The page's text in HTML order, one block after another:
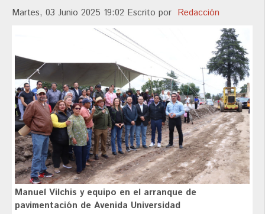
Martes, 03 Junio 2025 19:02 Escrito por Redacción
Manuel Vilchis y equipo en el arranque de
pavimentación de Avenida Universidad